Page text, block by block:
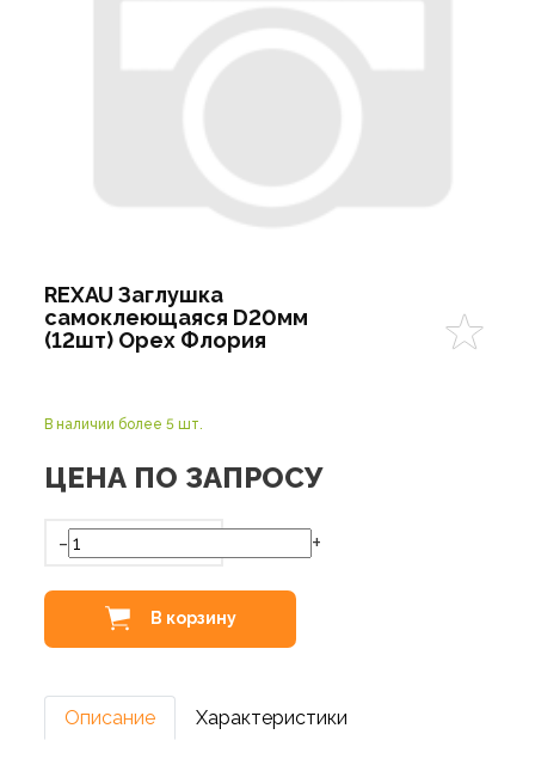
REXAU Заглушка
самоклеющаяся D20мм
(12шт) Орех Флория
В наличии более 5 шт.
ЦЕНА ПО ЗАПРОСУ
- +
В корзину
Описание Характеристики